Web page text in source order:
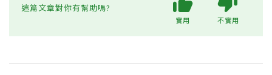
這篇文章對你有幫助嗎?
實用 不實用